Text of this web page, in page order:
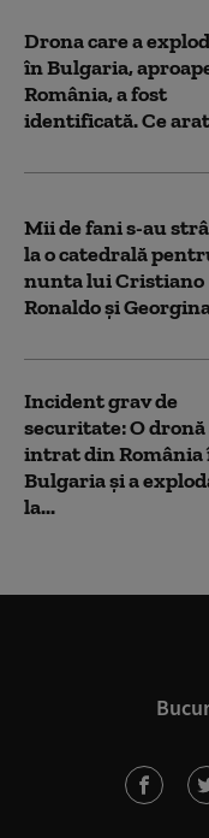
Drona care a
în Bulgaria,
România, a fost
identificată. Ce
Mii de fani s-au
la o catedrală
nunta lui Cristiano
Ronaldo şi
Incident grav de
securitate: O dronă
intrat din România
Bulgaria şi a
la...